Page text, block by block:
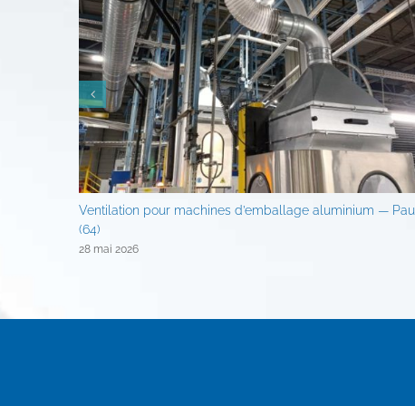
Ventilation pour machines d’emballage aluminium — Pau
(64)
28 mai 2026